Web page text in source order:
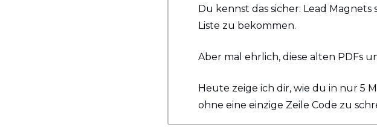
Du kennst das sicher: Lead
Liste zu bekommen.
Aber mal ehrlich, diese alten PDFs
Heute zeige ich dir, wie du in nur 5
ohne eine einzige Zeile Code zu